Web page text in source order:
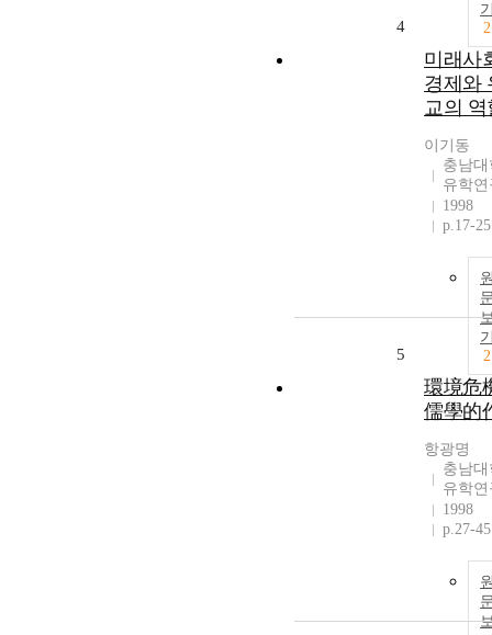
2
4
미래사
경제와
교의 역
이기동
충남
유학
1998
p.17-25
2
5
環境危
儒學的
항광명
충남
유학
1998
p.27-45